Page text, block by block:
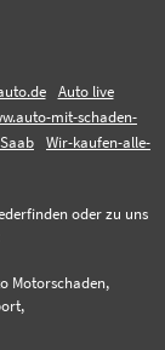
Auto live
mit-schaden-
Wir-kaufen-alle-
oder zu uns
Motorschaden,